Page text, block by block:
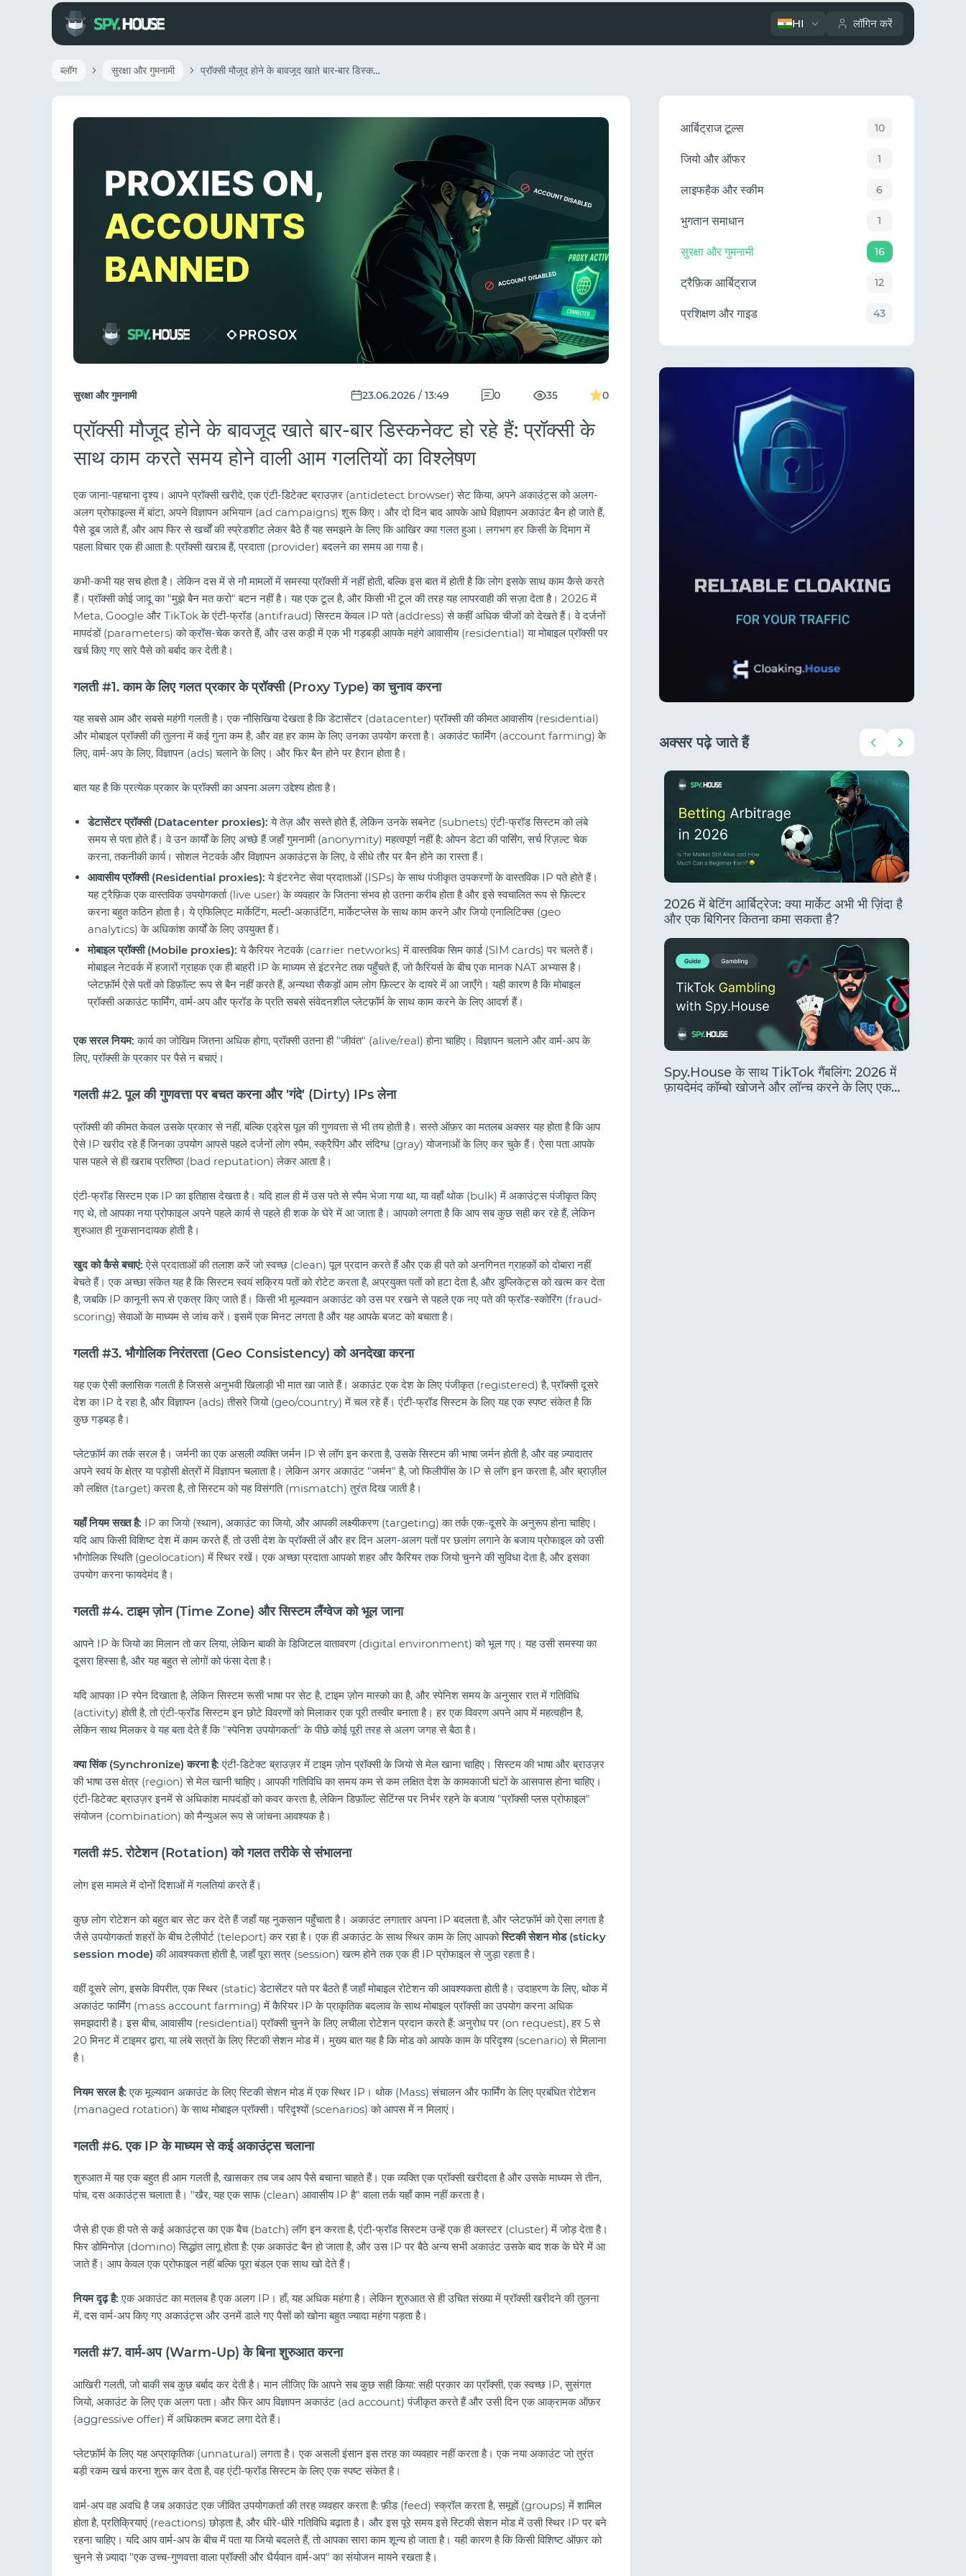
HI लॉगिन करें
ब्लॉग सुरक्षा और गुमनामी प्रॉक्सी मौजूद होने के बावजूद खाते बार-बार डिस्कनेक्ट हो रहे हैं: प्रॉक्सी के साथ काम करते समय होने वाली आम गलतियों का विश्लेषण
सुरक्षा और गुमनामी 23.06.2026 / 13:49 0 35 0
प्रॉक्सी मौजूद होने के बावजूद खाते बार-बार डिस्कनेक्ट हो रहे हैं: प्रॉक्सी के
साथ काम करते समय होने वाली आम गलतियों का विश्लेषण
एक जाना-पहचाना दृश्य। आपने प्रॉक्सी खरीदे, एक एंटी-डिटेक्ट ब्राउज़र (antidetect browser) सेट किया, अपने अकाउंट्स को अलग-
अलग प्रोफाइल्स में बांटा, अपने विज्ञापन अभियान (ad campaigns) शुरू किए। और दो दिन बाद आपके आधे विज्ञापन अकाउंट बैन हो जाते हैं,
पैसे डूब जाते हैं, और आप फिर से खर्चों की स्प्रेडशीट लेकर बैठे हैं यह समझने के लिए कि आखिर क्या गलत हुआ। लगभग हर किसी के दिमाग में
पहला विचार एक ही आता है: प्रॉक्सी खराब हैं, प्रदाता (provider) बदलने का समय आ गया है।
कभी-कभी यह सच होता है। लेकिन दस में से नौ मामलों में समस्या प्रॉक्सी में नहीं होती, बल्कि इस बात में होती है कि लोग इसके साथ काम कैसे करते
हैं। प्रॉक्सी कोई जादू का "मुझे बैन मत करो" बटन नहीं है। यह एक टूल है, और किसी भी टूल की तरह यह लापरवाही की सज़ा देता है। 2026 में
Meta, Google और TikTok के एंटी-फ्रॉड (antifraud) सिस्टम केवल IP पते (address) से कहीं अधिक चीजों को देखते हैं। वे दर्जनों
मापदंडों (parameters) को क्रॉस-चेक करते हैं, और उस कड़ी में एक भी गड़बड़ी आपके महंगे आवासीय (residential) या मोबाइल प्रॉक्सी पर
खर्च किए गए सारे पैसे को बर्बाद कर देती है।
गलती #1. काम के लिए गलत प्रकार के प्रॉक्सी (Proxy Type) का चुनाव करना
यह सबसे आम और सबसे महंगी गलती है। एक नौसिखिया देखता है कि डेटासेंटर (datacenter) प्रॉक्सी की कीमत आवासीय (residential)
और मोबाइल प्रॉक्सी की तुलना में कई गुना कम है, और वह हर काम के लिए उनका उपयोग करता है। अकाउंट फार्मिंग (account farming) के
लिए, वार्म-अप के लिए, विज्ञापन (ads) चलाने के लिए। और फिर बैन होने पर हैरान होता है।
बात यह है कि प्रत्येक प्रकार के प्रॉक्सी का अपना अलग उद्देश्य होता है।
डेटासेंटर प्रॉक्सी (Datacenter proxies): ये तेज़ और सस्ते होते हैं, लेकिन उनके सबनेट (subnets) एंटी-फ्रॉड सिस्टम को लंबे
समय से पता होते हैं। वे उन कार्यों के लिए अच्छे हैं जहाँ गुमनामी (anonymity) महत्वपूर्ण नहीं है: ओपन डेटा की पार्सिंग, सर्च रिज़ल्ट चेक
करना, तकनीकी कार्य। सोशल नेटवर्क और विज्ञापन अकाउंट्स के लिए, वे सीधे तौर पर बैन होने का रास्ता हैं।
आवासीय प्रॉक्सी (Residential proxies): ये इंटरनेट सेवा प्रदाताओं (ISPs) के साथ पंजीकृत उपकरणों के वास्तविक IP पते होते हैं।
यह ट्रैफ़िक एक वास्तविक उपयोगकर्ता (live user) के व्यवहार के जितना संभव हो उतना करीब होता है और इसे स्वचालित रूप से फ़िल्टर
करना बहुत कठिन होता है। ये एफिलिएट मार्केटिंग, मल्टी-अकाउंटिंग, मार्केटप्लेस के साथ काम करने और जियो एनालिटिक्स (geo
analytics) के अधिकांश कार्यों के लिए उपयुक्त हैं।
मोबाइल प्रॉक्सी (Mobile proxies): ये कैरियर नेटवर्क (carrier networks) में वास्तविक सिम कार्ड (SIM cards) पर चलते हैं।
मोबाइल नेटवर्क में हजारों ग्राहक एक ही बाहरी IP के माध्यम से इंटरनेट तक पहुँचते हैं, जो कैरियर्स के बीच एक मानक NAT अभ्यास है।
प्लेटफ़ॉर्म ऐसे पतों को डिफ़ॉल्ट रूप से बैन नहीं करते हैं, अन्यथा सैकड़ों आम लोग फ़िल्टर के दायरे में आ जाएँगे। यही कारण है कि मोबाइल
प्रॉक्सी अकाउंट फार्मिंग, वार्म-अप और फ्रॉड के प्रति सबसे संवेदनशील प्लेटफ़ॉर्म के साथ काम करने के लिए आदर्श हैं।
एक सरल नियम: कार्य का जोखिम जितना अधिक होगा, प्रॉक्सी उतना ही "जीवंत" (alive/real) होना चाहिए। विज्ञापन चलाने और वार्म-अप के
लिए, प्रॉक्सी के प्रकार पर पैसे न बचाएं।
गलती #2. पूल की गुणवत्ता पर बचत करना और 'गंदे' (Dirty) IPs लेना
प्रॉक्सी की कीमत केवल उसके प्रकार से नहीं, बल्कि एड्रेस पूल की गुणवत्ता से भी तय होती है। सस्ते ऑफ़र का मतलब अक्सर यह होता है कि आप
ऐसे IP खरीद रहे हैं जिनका उपयोग आपसे पहले दर्जनों लोग स्पैम, स्क्रैपिंग और संदिग्ध (gray) योजनाओं के लिए कर चुके हैं। ऐसा पता आपके
पास पहले से ही खराब प्रतिष्ठा (bad reputation) लेकर आता है।
एंटी-फ्रॉड सिस्टम एक IP का इतिहास देखता है। यदि हाल ही में उस पते से स्पैम भेजा गया था, या वहाँ थोक (bulk) में अकाउंट्स पंजीकृत किए
गए थे, तो आपका नया प्रोफाइल अपने पहले कार्य से पहले ही शक के घेरे में आ जाता है। आपको लगता है कि आप सब कुछ सही कर रहे हैं, लेकिन
शुरुआत ही नुकसानदायक होती है।
खुद को कैसे बचाएं: ऐसे प्रदाताओं की तलाश करें जो स्वच्छ (clean) पूल प्रदान करते हैं और एक ही पते को अनगिनत ग्राहकों को दोबारा नहीं
बेचते हैं। एक अच्छा संकेत यह है कि सिस्टम स्वयं सक्रिय पतों को रोटेट करता है, अप्रयुक्त पतों को हटा देता है, और डुप्लिकेट्स को खत्म कर देता
है, जबकि IP कानूनी रूप से एकत्र किए जाते हैं। किसी भी मूल्यवान अकाउंट को उस पर रखने से पहले एक नए पते की फ्रॉड-स्कोरिंग (fraud-
scoring) सेवाओं के माध्यम से जांच करें। इसमें एक मिनट लगता है और यह आपके बजट को बचाता है।
गलती #3. भौगोलिक निरंतरता (Geo Consistency) को अनदेखा करना
यह एक ऐसी क्लासिक गलती है जिससे अनुभवी खिलाड़ी भी मात खा जाते हैं। अकाउंट एक देश के लिए पंजीकृत (registered) है, प्रॉक्सी दूसरे
देश का IP दे रहा है, और विज्ञापन (ads) तीसरे जियो (geo/country) में चल रहे हैं। एंटी-फ्रॉड सिस्टम के लिए यह एक स्पष्ट संकेत है कि
कुछ गड़बड़ है।
प्लेटफ़ॉर्म का तर्क सरल है। जर्मनी का एक असली व्यक्ति जर्मन IP से लॉग इन करता है, उसके सिस्टम की भाषा जर्मन होती है, और वह ज़्यादातर
अपने स्वयं के क्षेत्र या पड़ोसी क्षेत्रों में विज्ञापन चलाता है। लेकिन अगर अकाउंट "जर्मन" है, जो फिलीपींस के IP से लॉग इन करता है, और ब्राज़ील
को लक्षित (target) करता है, तो सिस्टम को यह विसंगति (mismatch) तुरंत दिख जाती है।
यहाँ नियम सख्त है: IP का जियो (स्थान), अकाउंट का जियो, और आपकी लक्ष्यीकरण (targeting) का तर्क एक-दूसरे के अनुरूप होना चाहिए।
यदि आप किसी विशिष्ट देश में काम करते हैं, तो उसी देश के प्रॉक्सी लें और हर दिन अलग-अलग पतों पर छलांग लगाने के बजाय प्रोफाइल को उसी
भौगोलिक स्थिति (geolocation) में स्थिर रखें। एक अच्छा प्रदाता आपको शहर और कैरियर तक जियो चुनने की सुविधा देता है, और इसका
उपयोग करना फायदेमंद है।
गलती #4. टाइम ज़ोन (Time Zone) और सिस्टम लैंग्वेज को भूल जाना
आपने IP के जियो का मिलान तो कर लिया, लेकिन बाकी के डिजिटल वातावरण (digital environment) को भूल गए। यह उसी समस्या का
दूसरा हिस्सा है, और यह बहुत से लोगों को फंसा देता है।
यदि आपका IP स्पेन दिखाता है, लेकिन सिस्टम रूसी भाषा पर सेट है, टाइम ज़ोन मास्को का है, और स्पेनिश समय के अनुसार रात में गतिविधि
(activity) होती है, तो एंटी-फ्रॉड सिस्टम इन छोटे विवरणों को मिलाकर एक पूरी तस्वीर बनाता है। हर एक विवरण अपने आप में महत्वहीन है,
लेकिन साथ मिलकर वे यह बता देते हैं कि "स्पेनिश उपयोगकर्ता" के पीछे कोई पूरी तरह से अलग जगह से बैठा है।
क्या सिंक (Synchronize) करना है: एंटी-डिटेक्ट ब्राउज़र में टाइम ज़ोन प्रॉक्सी के जियो से मेल खाना चाहिए। सिस्टम की भाषा और ब्राउज़र
की भाषा उस क्षेत्र (region) से मेल खानी चाहिए। आपकी गतिविधि का समय कम से कम लक्षित देश के कामकाजी घंटों के आसपास होना चाहिए।
एंटी-डिटेक्ट ब्राउज़र इनमें से अधिकांश मापदंडों को कवर करता है, लेकिन डिफ़ॉल्ट सेटिंग्स पर निर्भर रहने के बजाय "प्रॉक्सी प्लस प्रोफाइल"
संयोजन (combination) को मैन्युअल रूप से जांचना आवश्यक है।
गलती #5. रोटेशन (Rotation) को गलत तरीके से संभालना
लोग इस मामले में दोनों दिशाओं में गलतियां करते हैं।
कुछ लोग रोटेशन को बहुत बार सेट कर देते हैं जहाँ यह नुकसान पहुँचाता है। अकाउंट लगातार अपना IP बदलता है, और प्लेटफ़ॉर्म को ऐसा लगता है
जैसे उपयोगकर्ता शहरों के बीच टेलीपोर्ट (teleport) कर रहा है। एक ही अकाउंट के साथ स्थिर काम के लिए आपकोस्टिकी सेशन मोड (sticky
session mode) की आवश्यकता होती है, जहाँ पूरा सत्र (session) खत्म होने तक एक ही IP प्रोफाइल से जुड़ा रहता है।
वहीं दूसरे लोग, इसके विपरीत, एक स्थिर (static) डेटासेंटर पते पर बैठते हैं जहाँ मोबाइल रोटेशन की आवश्यकता होती है। उदाहरण के लिए, थोक में
अकाउंट फार्मिंग (mass account farming) में कैरियर IP के प्राकृतिक बदलाव के साथ मोबाइल प्रॉक्सी का उपयोग करना अधिक
समझदारी है। इस बीच, आवासीय (residential) प्रॉक्सी चुनने के लिए लचीला रोटेशन प्रदान करते हैं: अनुरोध पर (on request), हर 5 से
20 मिनट में टाइमर द्वारा, या लंबे सत्रों के लिए स्टिकी सेशन मोड में। मुख्य बात यह है कि मोड को आपके काम के परिदृश्य (scenario) से मिलाना
है।
नियम सरल है: एक मूल्यवान अकाउंट के लिए स्टिकी सेशन मोड में एक स्थिर IP। थोक (Mass) संचालन और फार्मिंग के लिए प्रबंधित रोटेशन
(managed rotation) के साथ मोबाइल प्रॉक्सी। परिदृश्यों (scenarios) को आपस में न मिलाएं।
गलती #6. एक IP के माध्यम से कई अकाउंट्स चलाना
शुरुआत में यह एक बहुत ही आम गलती है, खासकर तब जब आप पैसे बचाना चाहते हैं। एक व्यक्ति एक प्रॉक्सी खरीदता है और उसके माध्यम से तीन,
पांच, दस अकाउंट्स चलाता है। "खैर, यह एक साफ (clean) आवासीय IP है" वाला तर्क यहाँ काम नहीं करता है।
जैसे ही एक ही पते से कई अकाउंट्स का एक बैच (batch) लॉग इन करता है, एंटी-फ्रॉड सिस्टम उन्हें एक ही क्लस्टर (cluster) में जोड़ देता है।
फिर डोमिनोज़ (domino) सिद्धांत लागू होता है: एक अकाउंट बैन हो जाता है, और उस IP पर बैठे अन्य सभी अकाउंट उसके बाद शक के घेरे में आ
जाते हैं। आप केवल एक प्रोफाइल नहीं बल्कि पूरा बंडल एक साथ खो देते हैं।
नियम दृढ़ है: एक अकाउंट का मतलब है एक अलग IP। हाँ, यह अधिक महंगा है। लेकिन शुरुआत से ही उचित संख्या में प्रॉक्सी खरीदने की तुलना
में, दस वार्म-अप किए गए अकाउंट्स और उनमें डाले गए पैसों को खोना बहुत ज्यादा महंगा पड़ता है।
गलती #7. वार्म-अप (Warm-Up) के बिना शुरुआत करना
आखिरी गलती, जो बाकी सब कुछ बर्बाद कर देती है। मान लीजिए कि आपने सब कुछ सही किया: सही प्रकार का प्रॉक्सी, एक स्वच्छ IP, सुसंगत
जियो, अकाउंट के लिए एक अलग पता। और फिर आप विज्ञापन अकाउंट (ad account) पंजीकृत करते हैं और उसी दिन एक आक्रामक ऑफ़र
(aggressive offer) में अधिकतम बजट लगा देते हैं।
प्लेटफ़ॉर्म के लिए यह अप्राकृतिक (unnatural) लगता है। एक असली इंसान इस तरह का व्यवहार नहीं करता है। एक नया अकाउंट जो तुरंत
बड़ी रकम खर्च करना शुरू कर देता है, वह एंटी-फ्रॉड सिस्टम के लिए एक स्पष्ट संकेत है।
वार्म-अप वह अवधि है जब अकाउंट एक जीवित उपयोगकर्ता की तरह व्यवहार करता है: फ़ीड (feed) स्क्रॉल करता है, समूहों (groups) में शामिल
होता है, प्रतिक्रियाएं (reactions) छोड़ता है, और धीरे-धीरे गतिविधि बढ़ाता है। और इस पूरे समय इसे स्टिकी सेशन मोड में उसी स्थिर IP पर बने
रहना चाहिए। यदि आप वार्म-अप के बीच में पता या जियो बदलते हैं, तो आपका सारा काम शून्य हो जाता है। यही कारण है कि किसी विशिष्ट ऑफ़र को
चुनने से ज़्यादा "एक उच्च-गुणवत्ता वाला प्रॉक्सी और धैर्यवान वार्म-अप" का संयोजन मायने रखता है।
आर्बिट्राज टूल्स 10
जियो और ऑफर 1
लाइफहैक और स्कीम 6
भुगतान समाधान 1
सुरक्षा और गुमनामी 16
ट्रैफ़िक आर्बिट्राज 12
प्रशिक्षण और गाइड 43
अक्सर पढ़े जाते हैं
ट्रैफिक आर्बिट्रेज 2026: AI युग में कमाई के लिए एक
गाइड
2026 में बेटिंग आर्बिट्रेज: क्या मार्केट अभी भी ज़िंदा है
और एक बिगिनर कितना कमा सकता है?
Spy.House के साथ TikTok गैंबलिंग: 2026 में
फ़ायदेमंद कॉम्बो खोजने और लॉन्च करने के लिए एक